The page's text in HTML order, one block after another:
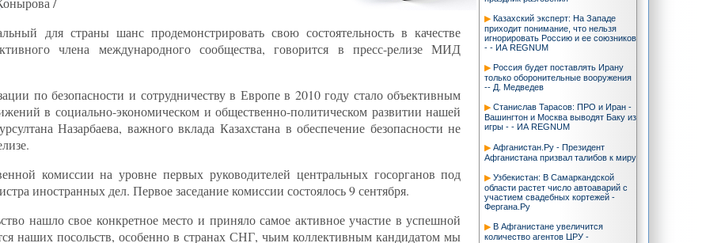
Казахский эксперт: На Западе
приходит понимание, что нельзя
игнорировать Россию и ее союзников
- - ИА REGNUM
Россия будет поставлять Ирану
только оборонительные вооружения
-- Д. Медведев
Станислав Тарасов: ПРО и Иран -
Вашингтон и Москва выводят Баку из
игры - - ИА REGNUM
Афганистан.Ру - Президент
Афганистана призвал талибов к миру
Узбекистан: В Самаркандской
области растет число автоаварий с
участием свадебных кортежей -
Фергана.Ру
В Афганистане увеличится
количество агентов ЦРУ -
для страны шанс продемонстрировать свою состоятельность в качестве
члена международного сообщества, говорится в пресс-релизе МИД
по безопасности и сотрудничеству в Европе в 2010 году стало объективным
в социально-экономическом и общественно-политическом развитии нашей
Назарбаева, важного вклада Казахстана в обеспечение безопасности не
комиссии на уровне первых руководителей центральных госорганов под
иностранных дел. Первое заседание комиссии состоялось 9 сентября.
нашло свое конкретное место и приняло самое активное участие в успешной
наших посольств, особенно в странах СНГ, чьим коллективным кандидатом мы